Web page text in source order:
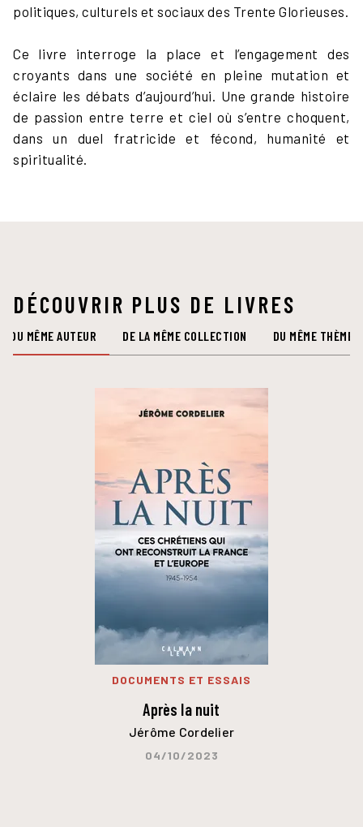
politiques, culturels et sociaux des Trente Glorieuses.
Ce livre interroge la place et l’engagement des
croyants dans une société en pleine mutation et
éclaire les débats d’aujourd’hui. Une grande histoire
de passion entre terre et ciel où s’entre choquent,
dans un duel fratricide et fécond, humanité et
spiritualité.
DÉCOUVRIR PLUS DE LIVRES
DU MÊME AUTEUR DE LA MÊME COLLECTION DU MÊME THÈME
DOCUMENTS ET ESSAIS
Après la nuit
Jérôme Cordelier
04/10/2023